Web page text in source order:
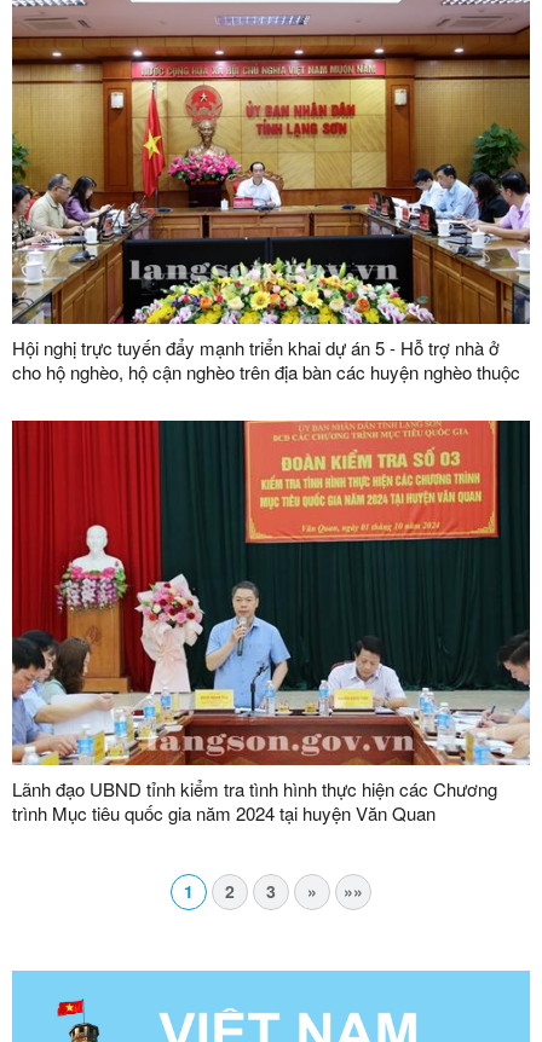
Hội nghị trực tuyến đẩy mạnh triển khai dự án 5 - Hỗ trợ nhà ở
cho hộ nghèo, hộ cận nghèo trên địa bàn các huyện nghèo thuộc
Lãnh đạo UBND tỉnh kiểm tra tình hình thực hiện các Chương
trình Mục tiêu quốc gia năm 2024 tại huyện Văn Quan
1 2 3 » »»